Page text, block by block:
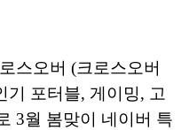
스오버 (크로스오버
기 포터블, 게이밍, 고
3월 봄맞이 네이버 특